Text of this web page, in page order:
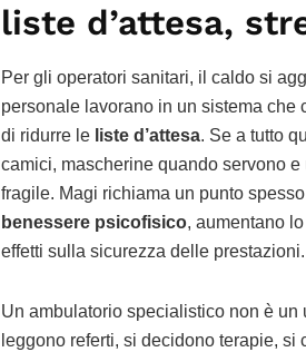
liste d’attesa,
Per gli operatori sanitari, il caldo si
personale lavorano in un sistema che
di ridurre le liste d’attesa. Se a tutto
camici, mascherine quando servono
fragile. Magi richiama un punto
benessere psicofisico, aumentano
effetti sulla sicurezza delle prestazioni.
Un ambulatorio specialistico non è
leggono referti, si decidono terapie,